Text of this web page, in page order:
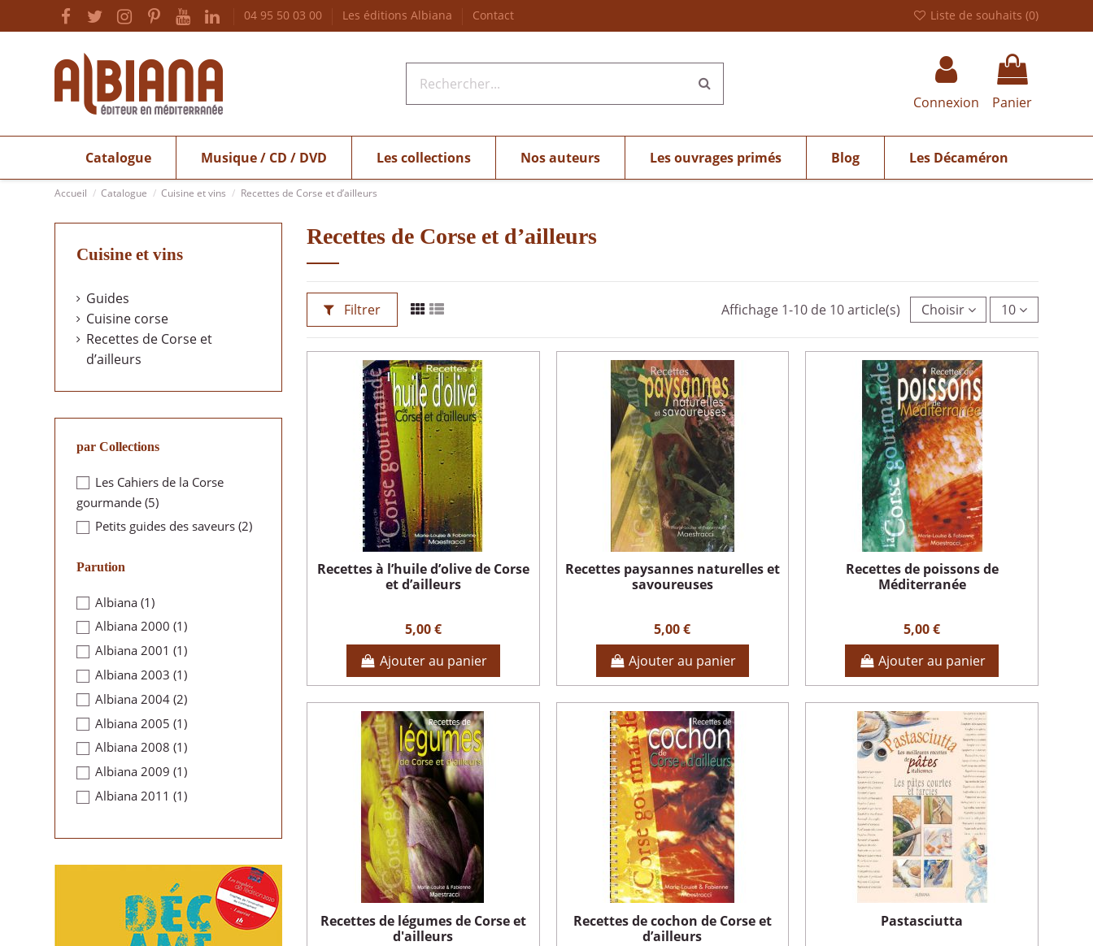
04 95 50 03 00 Les éditions Albiana Contact Liste de souhaits (0)
Connexion Panier
Catalogue Musique / CD / DVD Les collections Nos auteurs Les ouvrages primés Blog Les Décaméron
Accueil Catalogue Cuisine et vins Recettes de Corse et d’ailleurs
Recettes de Corse et d’ailleurs
Filtrer Affichage 1-10 de 10 article(s) Choisir 10
Recettes à l’huile d’olive de Corse
et d’ailleurs
5,00 €
Ajouter au panier
Recettes paysannes naturelles et
savoureuses
5,00 €
Ajouter au panier
Recettes de poissons de
Méditerranée
5,00 €
Ajouter au panier
Recettes de légumes de Corse et
d'ailleurs
Recettes de cochon de Corse et
d’ailleurs
Pastasciutta
Cuisine et vins
Guides
Cuisine corse
Recettes de Corse et
d’ailleurs
par Collections
Les Cahiers de la Corse
gourmande (5)
Petits guides des saveurs (2)
Parution
Albiana (1)
Albiana 2000 (1)
Albiana 2001 (1)
Albiana 2003 (1)
Albiana 2004 (2)
Albiana 2005 (1)
Albiana 2008 (1)
Albiana 2009 (1)
Albiana 2011 (1)